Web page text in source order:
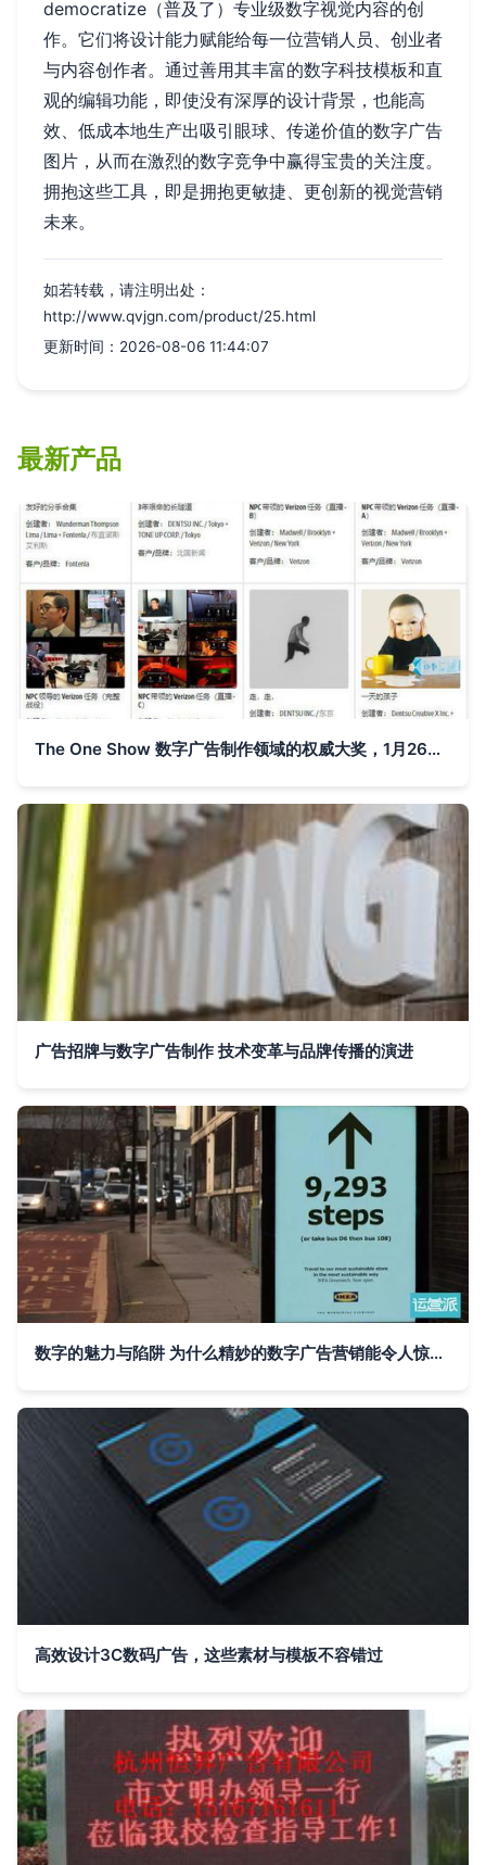
democratize（普及了）专业级数字视觉内容的创
作。它们将设计能力赋能给每一位营销人员、创业者
与内容创作者。通过善用其丰富的数字科技模板和直
观的编辑功能，即使没有深厚的设计背景，也能高
效、低成本地生产出吸引眼球、传递价值的数字广告
图片，从而在激烈的数字竞争中赢得宝贵的关注度。
拥抱这些工具，即是拥抱更敏捷、更创新的视觉营销
未来。
如若转载，请注明出处：
http://www.qvjgn.com/product/25.html
更新时间：2026-08-06 11:44:07
最新产品
The One Show 数字广告制作领域的权威大奖，1月26日截止报名
广告招牌与数字广告制作 技术变革与品牌传播的演进
数字的魅力与陷阱 为什么精妙的数字广告营销能令人惊艳，而冒进之举却频现翻车悲剧？
高效设计3C数码广告，这些素材与模板不容错过